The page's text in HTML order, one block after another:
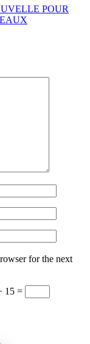
POUR
for the next
15 =